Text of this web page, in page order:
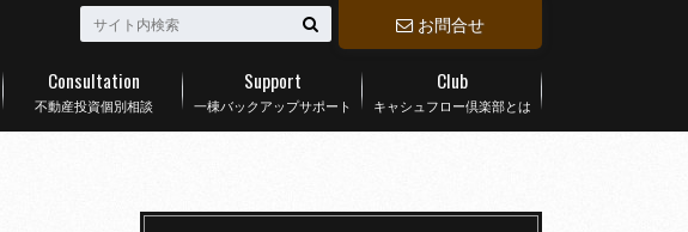
お問合せ
不動産投資個別相談
Consultation
一棟バックアップサポート
Support
キャシュフロー倶楽部とは
Club